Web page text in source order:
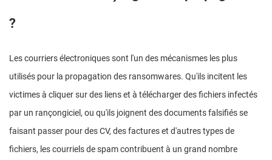
?
Les courriers électroniques sont l'un des mécanismes les plus
utilisés pour la propagation des ransomwares. Qu'ils incitent les
victimes à cliquer sur des liens et à télécharger des fichiers infectés
par un rançongiciel, ou qu'ils joignent des documents falsifiés se
faisant passer pour des CV, des factures et d'autres types de
fichiers, les courriels de spam contribuent à un grand nombre